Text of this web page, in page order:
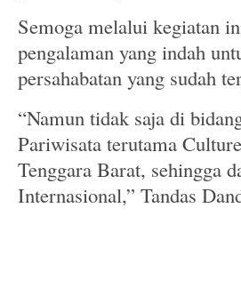
Semoga melalui kegiatan
pengalaman yang indah
persahabatan yang sudah
“Namun tidak saja di
Pariwisata terutama
Tenggara Barat, sehingga
Internasional,” Tandas